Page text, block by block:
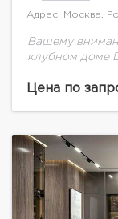
Адрес: Москва,
Вашему
клубном доме
престижный
Цена по